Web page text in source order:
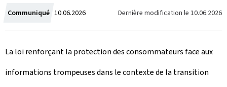
Communiqué C
r
é
e
10.06.2026 Dernière modification le 10.06.2026
La loi renforçant la protection des consommateurs face aux
informations trompeuses dans le contexte de la transition